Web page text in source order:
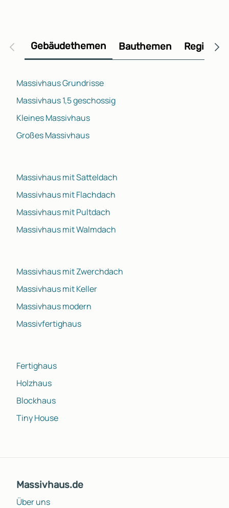
Gebäudethemen Bauthemen
Massivhaus Grundrisse
Massivhaus 1,5 geschossig
Kleines Massivhaus
Großes Massivhaus
Massivhaus mit Satteldach
Massivhaus mit Flachdach
Massivhaus mit Pultdach
Massivhaus mit Walmdach
Massivhaus mit Zwerchdach
Massivhaus mit Keller
Massivhaus modern
Massivfertighaus
Fertighaus
Holzhaus
Blockhaus
Tiny House
Massivhaus.de
Über uns